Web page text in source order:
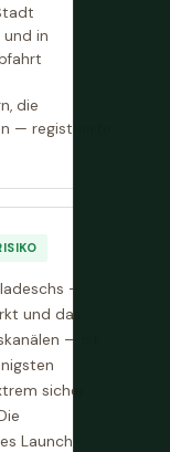
in
die
— registrierte
—
und das
— ist
sicher
Launch-